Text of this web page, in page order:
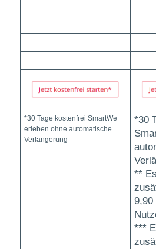
*30 Tage kostenfrei SmartWe
erleben ohne automatische
Verlängerung
*30
**
9,90
***